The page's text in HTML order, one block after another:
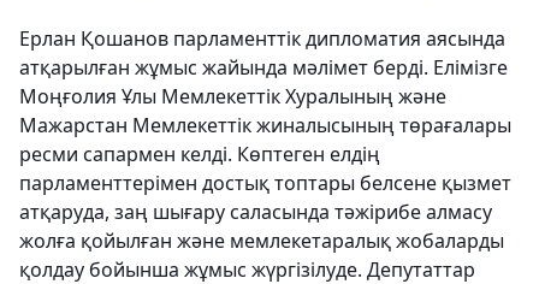
Ерлан Қошанов парламенттік дипломатия аясында
атқарылған жұмыс жайында мәлімет берді. Елімізге
Моңғолия Ұлы Мемлекеттік Хуралының және
Мажарстан Мемлекеттік жиналысының төрағалары
ресми сапармен келді. Көптеген елдің
парламенттерімен достық топтары белсене қызмет
атқаруда, заң шығару саласында тәжірибе алмасу
жолға қойылған және мемлекетаралық жобаларды
қолдау бойынша жұмыс жүргізілуде. Депутаттар